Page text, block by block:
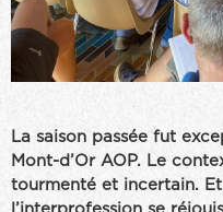
La saison passée fut
Mont-d’Or AOP. Le
tourmenté et incertain.